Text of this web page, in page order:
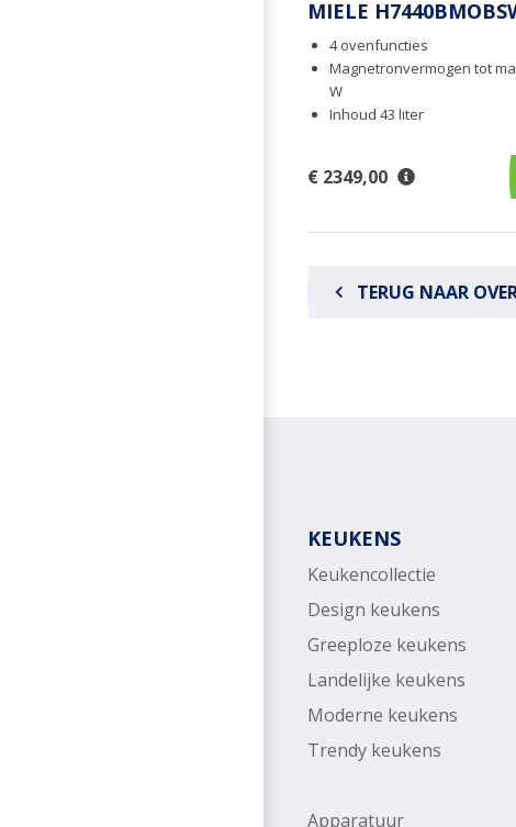
MIELE
4 ovenfuncties
Magnetronvermogen tot
W
Inhoud 43 liter
€ 2349,00
TERUG NAAR
KEUKENS
Keukencollectie
Design keukens
Greeploze keukens
Landelijke keukens
Moderne keukens
Trendy keukens
Apparatuur